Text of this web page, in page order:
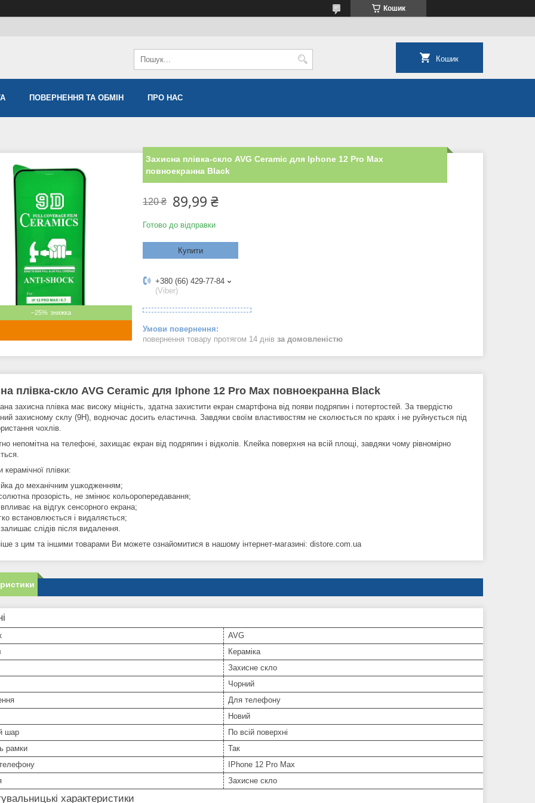
Кошик
Кошик
ПОВЕРНЕННЯ ТА ОБМІН ПРО НАС
–25%
Захисна плівка-скло AVG Ceramic для Iphone 12 Pro Max
повноекранна Black
120 ₴ 89,99 ₴
Готово до відправки
Купити
+380 (66) 429-77-84
(Viber)
повернення товару протягом 14 днів за домовленістю
плівка-скло AVG Ceramic для Iphone 12 Pro Max повноекранна Black
захисна плівка має високу міцність, здатна захистити екран смартфона від появи подряпин і потертостей. За твердістю
захисному склу (9H), водночас досить еластична. Завдяки своїм властивостям не сколюється по краях і не руйнується під
чохлів.
непомітна на телефоні, захищає екран від подряпин і відколів. Клейка поверхня на всій площі, завдяки чому рівномірно
керамічної плівки:
до механічним ушкодженням;
прозорість, не змінює кольоропередавання;
на відгук сенсорного екрана;
встановлюється і видаляється;
слідів після видалення.
з цим та іншими товарами Ви можете ознайомитися в нашому інтернет-магазині: distore.com.ua
AVG
Кераміка
Захисне скло
Чорний
Для телефону
Новий
шар
По всій поверхні
рамки
Так
IPhone 12 Pro Max
Захисне скло
характеристики